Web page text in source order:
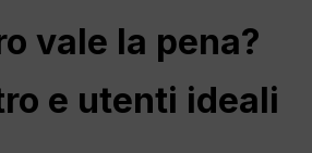
vale la pena?
e utenti ideali